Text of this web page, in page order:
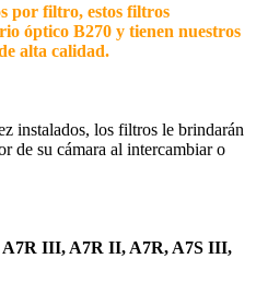
por filtro, estos filtros
óptico B270 y tienen nuestros
alta calidad.
instalados, los filtros le brindarán
de su cámara al intercambiar o
A7R III, A7R II, A7R, A7S III,